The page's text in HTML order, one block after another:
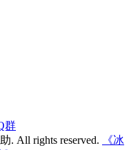
群
. All rights reserved.
《冰